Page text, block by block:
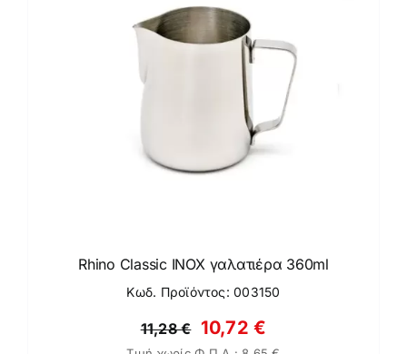
Rhino Classic ΙΝΟΧ γαλατιέρα 360ml
Κωδ. Προϊόντος: 003150
11,28€ Original
10,72€